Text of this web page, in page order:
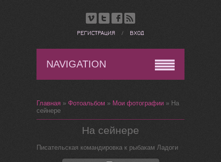
РЕГИСТРАЦИЯ / ВХОД
NAVIGATION
Главная » Фотоальбом » Мои фотографии » На
сейнере
На сейнере
Писательская командировка к рыбакам Ладоги